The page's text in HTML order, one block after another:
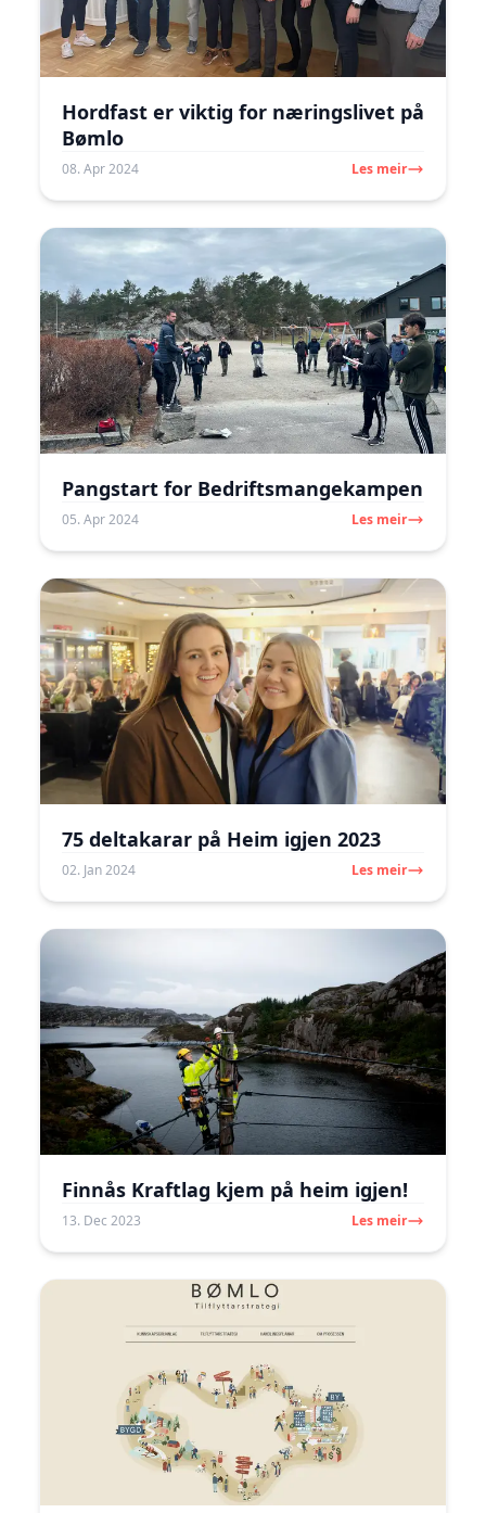
Hordfast er viktig for næringslivet på
Bømlo
08. Apr 2024 Les meir
Pangstart for Bedriftsmangekampen
05. Apr 2024 Les meir
75 deltakarar på Heim igjen 2023
02. Jan 2024 Les meir
Finnås Kraftlag kjem på heim igjen!
13. Dec 2023 Les meir